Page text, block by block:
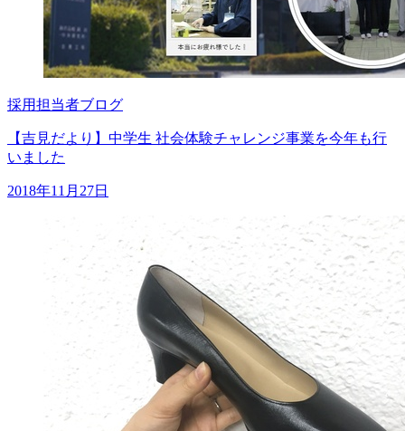
採用担当者ブログ
【吉見だより】中学生 社会体験チャレンジ事業を今年も行
いました
2018年11月27日